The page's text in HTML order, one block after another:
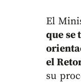
El
que se
el
su